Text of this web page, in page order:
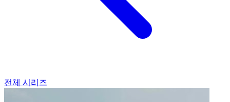
전체 시리즈